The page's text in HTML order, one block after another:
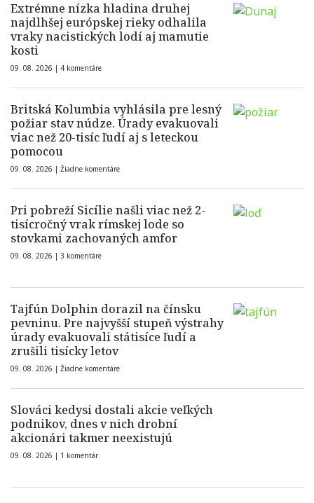
Extrémne nízka hladina druhej
najdlhšej európskej rieky odhalila
vraky nacistických lodí aj mamutie
kosti
09. 08. 2026 | 4 komentáre
Britská Kolumbia vyhlásila pre lesný
požiar stav núdze. Úrady evakuovali
viac než 20-tisíc ľudí aj s leteckou
pomocou
09. 08. 2026 | Žiadne komentáre
Pri pobreží Sicílie našli viac než 2-
tisícročný vrak rímskej lode so
stovkami zachovaných amfor
09. 08. 2026 | 3 komentáre
Tajfún Dolphin dorazil na čínsku
pevninu. Pre najvyšší stupeň výstrahy
úrady evakuovali státisíce ľudí a
zrušili tisícky letov
09. 08. 2026 | Žiadne komentáre
Slováci kedysi dostali akcie veľkých
podnikov, dnes v nich drobní
akcionári takmer neexistujú
09. 08. 2026 | 1 komentár